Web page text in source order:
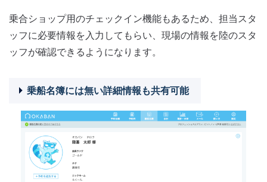
乗合ショップ用のチェックイン機能もあるため、担当スタ
ッフに必要情報を入力してもらい、現場の情報を陸のスタ
ッフが確認できるようになります。
乗船名簿には無い詳細情報も共有可能